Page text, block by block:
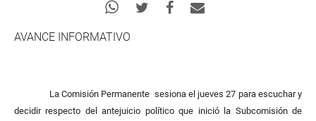
AVANCE INFORMATIVO
La Comisión Permanente sesiona el jueves 27 para escuchar y
decidir respecto del antejuicio político que inició la Subcomisión de